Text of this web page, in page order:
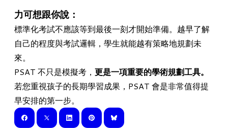
力可想跟你說：
標準化考試不應該等到最後一刻才開始準備。越早了解
自己的程度與考試邏輯，學生就能越有策略地規劃未
來。
PSAT 不只是模擬考， 更是一項重要的學術規劃工具。
若您重視孩子的長期學習成果，PSAT 會是非常值得提
早安排的第一步。